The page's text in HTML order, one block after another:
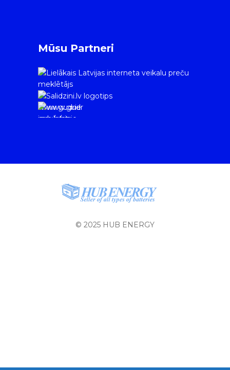
Mūsu Partneri
www.gudrie
m.lv/atrie-
© 2025 HUB ENERGY